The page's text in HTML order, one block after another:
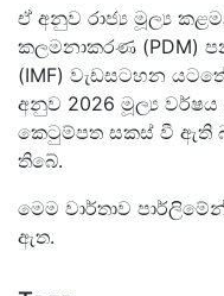
ඒ අනුව රාජ්‍ය මූල්‍ය
කලමනාකරණ (PDM)
(IMF) වැඩසටහන
අනුව 2026 මූල්‍ය
කෙටුම්පත සකස් වී ඇති
තිබේ.
මෙම වාර්තාව
ඇත.